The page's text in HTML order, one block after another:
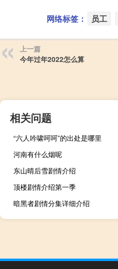
网络标签： 员工
上一篇
今年过年2022怎么算
相关问题
“六人吟啸呵呵”的出处是哪里
河南有什么烟呢
东山晴后雪剧情介绍
顶楼剧情介绍第一季
暗黑者剧情分集详细介绍